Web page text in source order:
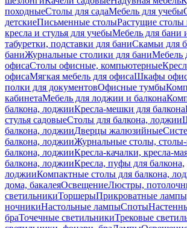
походныеСтолы для садаМебель для учебы
детскиеПисьменные столыРастущие столы
кресла и стулья для учебыМебель для бани
табуретки, подставки для баниСкамьи для
баниЖурнальные столики для баниМебель
офисаСтолы офисные, компьютерные
офисаМягкая мебель для офисаШкафы
полки для документовОфисные тумбы
кабинетаМебель для лоджии и балкона
балкона, лоджииКресла-мешки для балкона
стулья садовыеСтолы для балкона, лоджии
балкона, лоджииДверцы жалюзийные
балкона, лоджииЖурнальные столы,
балкона, лоджииКресла-качалки, кресла-
балкона, лоджииКресла, пуфы для балкона,
лоджииКомпактные столы для балкона,
дома, бакалеяОсвещениеЛюстры,
светильникиТоршерыПрикроватные
ночникиНастольные лампыСпоты
браТочечные светильникиТрековые